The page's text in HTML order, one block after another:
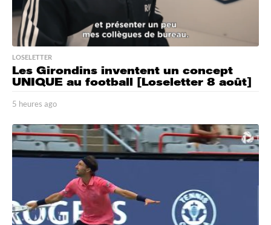
LOSELETTER
Les Girondins inventent un concept
UNIQUE au football [Loseletter 8 août]
5 heures ago
e
u
r
e
g
o